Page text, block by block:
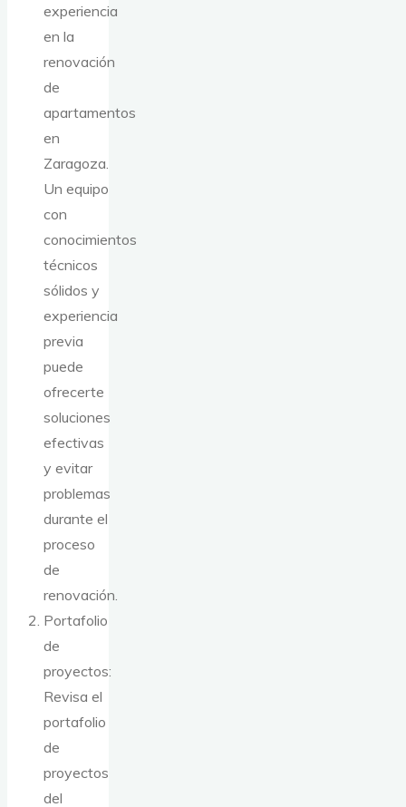
experiencia
en la
renovación
de
apartamentos
en
Zaragoza.
Un equipo
con
conocimientos
técnicos
sólidos y
experiencia
previa
puede
ofrecerte
soluciones
efectivas
y evitar
problemas
durante el
proceso
de
renovación.
Portafolio
de
proyectos:
Revisa el
portafolio
de
proyectos
del